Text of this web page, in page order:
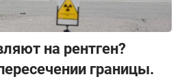
на рентген?
границы.